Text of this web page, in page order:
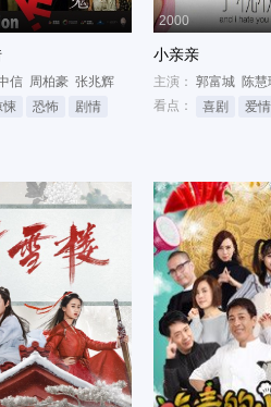
信 周柏豪 张兆辉
悚 恐怖 剧情
2000
小亲亲
主演： 郭富城 陈慧
看点：
喜剧 爱情